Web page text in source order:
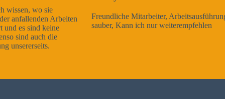
Freundliche Mitarbeiter, Arbeitsausführung sehr gut und sehr
sauber, Kann ich nur weiterempfehlen